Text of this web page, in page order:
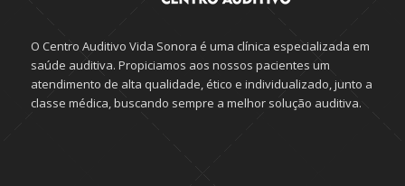
O Centro Auditivo Vida Sonora é uma clínica especializada em
saúde auditiva. Propiciamos aos nossos pacientes um
atendimento de alta qualidade, ético e individualizado, junto a
classe médica, buscando sempre a melhor solução auditiva.